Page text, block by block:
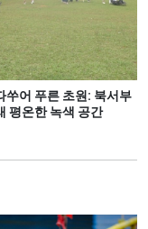
쑤어 푸른 초원: 북서부
평온한 녹색 공간